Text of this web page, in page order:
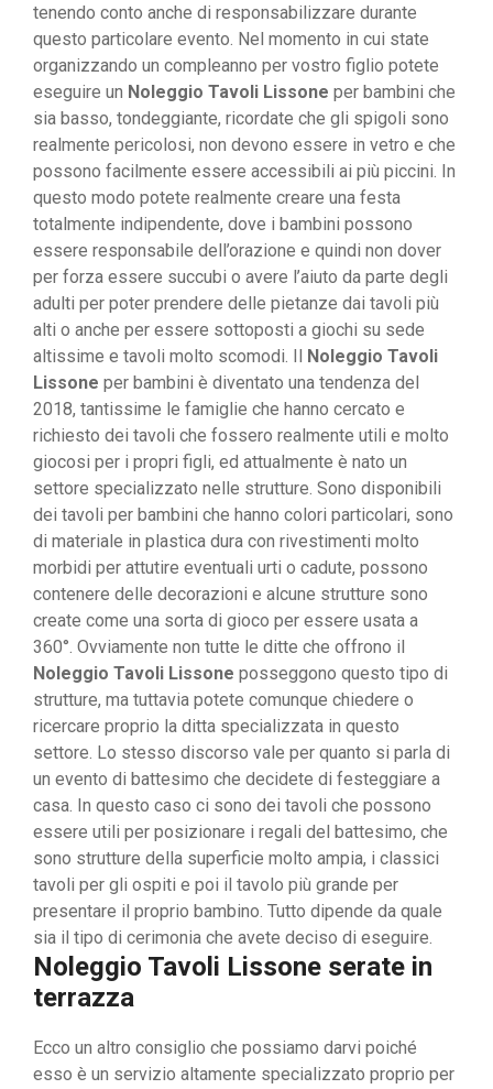
tenendo conto anche di responsabilizzare durante
questo particolare evento. Nel momento in cui state
organizzando un compleanno per vostro figlio potete
eseguire un Noleggio Tavoli Lissone per bambini che
sia basso, tondeggiante, ricordate che gli spigoli sono
realmente pericolosi, non devono essere in vetro e che
possono facilmente essere accessibili ai più piccini. In
questo modo potete realmente creare una festa
totalmente indipendente, dove i bambini possono
essere responsabile dell’orazione e quindi non dover
per forza essere succubi o avere l’aiuto da parte degli
adulti per poter prendere delle pietanze dai tavoli più
alti o anche per essere sottoposti a giochi su sede
altissime e tavoli molto scomodi. Il
Noleggio Tavoli
Lissone per bambini è diventato una tendenza del
2018, tantissime le famiglie che hanno cercato e
richiesto dei tavoli che fossero realmente utili e molto
giocosi per i propri figli, ed attualmente è nato un
settore specializzato nelle strutture. Sono disponibili
dei tavoli per bambini che hanno colori particolari, sono
di materiale in plastica dura con rivestimenti molto
morbidi per attutire eventuali urti o cadute, possono
contenere delle decorazioni e alcune strutture sono
create come una sorta di gioco per essere usata a
360°. Ovviamente non tutte le ditte che offrono il
Noleggio Tavoli Lissone posseggono questo tipo di
strutture, ma tuttavia potete comunque chiedere o
ricercare proprio la ditta specializzata in questo
settore. Lo stesso discorso vale per quanto si parla di
un evento di battesimo che decidete di festeggiare a
casa. In questo caso ci sono dei tavoli che possono
essere utili per posizionare i regali del battesimo, che
sono strutture della superficie molto ampia, i classici
tavoli per gli ospiti e poi il tavolo più grande per
presentare il proprio bambino. Tutto dipende da quale
sia il tipo di cerimonia che avete deciso di eseguire.
Noleggio Tavoli Lissone serate in
terrazza
Ecco un altro consiglio che possiamo darvi poiché
esso è un servizio altamente specializzato proprio per